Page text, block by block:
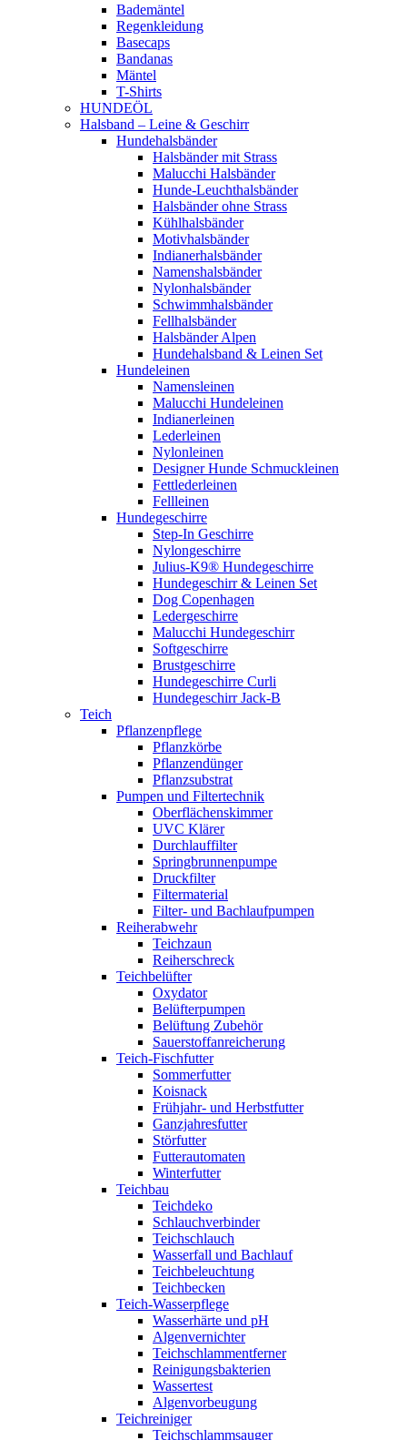
Bademäntel
Regenkleidung
Basecaps
Bandanas
Mäntel
T-Shirts
HUNDEÖL
Halsband – Leine & Geschirr
Hundehalsbänder
Halsbänder mit Strass
Malucchi Halsbänder
Hunde-Leuchthalsbänder
Halsbänder ohne Strass
Kühlhalsbänder
Motivhalsbänder
Indianerhalsbänder
Namenshalsbänder
Nylonhalsbänder
Schwimmhalsbänder
Fellhalsbänder
Halsbänder Alpen
Hundehalsband & Leinen Set
Hundeleinen
Namensleinen
Malucchi Hundeleinen
Indianerleinen
Lederleinen
Nylonleinen
Designer Hunde Schmuckleinen
Fettlederleinen
Fellleinen
Hundegeschirre
Step-In Geschirre
Nylongeschirre
Julius-K9® Hundegeschirre
Hundegeschirr & Leinen Set
Dog Copenhagen
Ledergeschirre
Malucchi Hundegeschirr
Softgeschirre
Brustgeschirre
Hundegeschirre Curli
Hundegeschirr Jack-B
Teich
Pflanzenpflege
Pflanzkörbe
Pflanzendünger
Pflanzsubstrat
Pumpen und Filtertechnik
Oberflächenskimmer
UVC Klärer
Durchlauffilter
Springbrunnenpumpe
Druckfilter
Filtermaterial
Filter- und Bachlaufpumpen
Reiherabwehr
Teichzaun
Reiherschreck
Teichbelüfter
Oxydator
Belüfterpumpen
Belüftung Zubehör
Sauerstoffanreicherung
Teich-Fischfutter
Sommerfutter
Koisnack
Frühjahr- und Herbstfutter
Ganzjahresfutter
Störfutter
Futterautomaten
Winterfutter
Teichbau
Teichdeko
Schlauchverbinder
Teichschlauch
Wasserfall und Bachlauf
Teichbeleuchtung
Teichbecken
Teich-Wasserpflege
Wasserhärte und pH
Algenvernichter
Teichschlammentferner
Reinigungsbakterien
Wassertest
Algenvorbeugung
Teichreiniger
Teichschlammsauger